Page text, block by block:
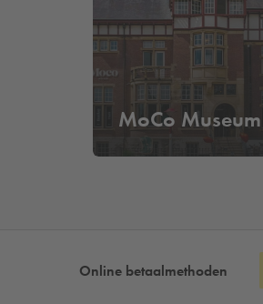
diamantenroof naspelen.
proberen te pakken. Als je
Bezoek je het Diamant
Amsterdam? Bekijk dan
MoCo Museum
Online betaalmethoden